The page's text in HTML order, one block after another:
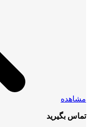
مشاهده
تماس بگیرید